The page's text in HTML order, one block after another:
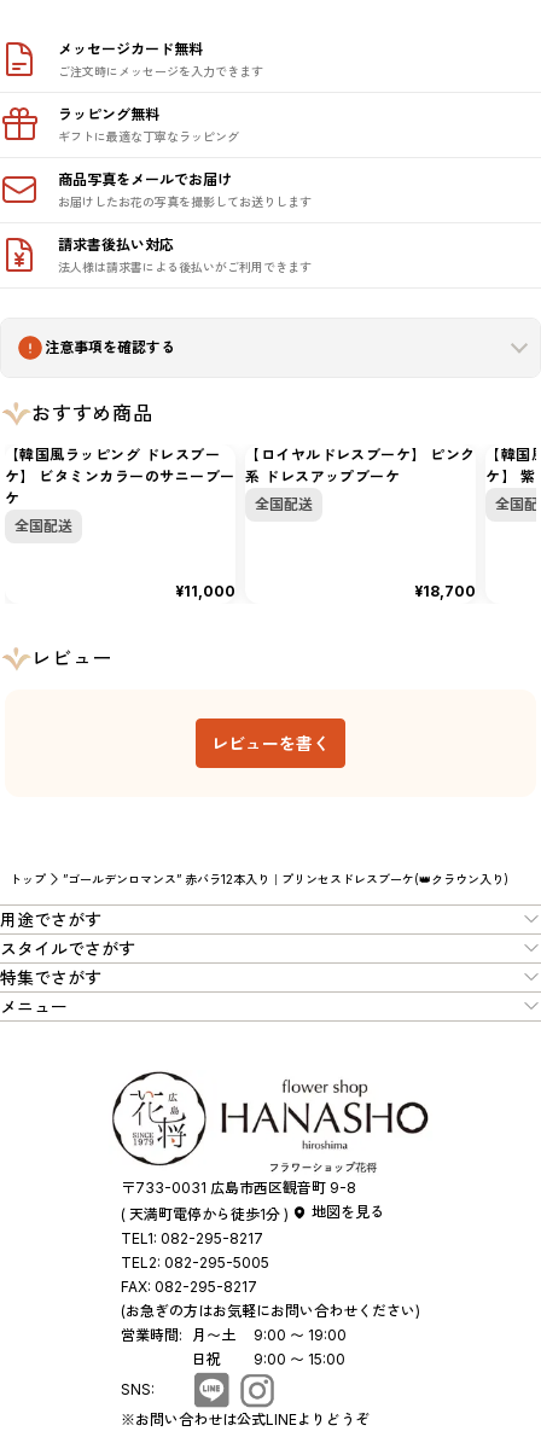
トップ ”ゴールデンロマンス” 赤バラ12本入り｜プリンセスドレスブーケ(👑クラウン入り)
メッセージカード無料
ご注文時にメッセージを入力できます
ラッピング無料
ギフトに最適な丁寧なラッピング
商品写真をメールでお届け
お届けしたお花の写真を撮影してお送りします
請求書後払い対応
法人様は請求書による後払いがご利用できます
注意事項を確認する
おすすめ商品
【韓国風ラッピング ドレスブー
ケ】 ビタミンカラーのサニーブー
ケ
全国配送
¥11,000
【ロイヤルドレスブーケ】 ピンク
系 ドレスアップブーケ
全国配送
¥18,700
【韓
ケ】 紫
全国
レビュー
レビューを書く
用途でさがす
スタイルでさがす
特集でさがす
メニュー
〒733-0031 広島市西区観音町 9-8
( 天満町電停から徒歩1分 )
地図を見る
TEL1: 082-295-8217
TEL2: 082-295-5005
FAX: 082-295-8217
(お急ぎの方はお気軽にお問い合わせください)
営業時間:
月〜土
9:00 〜 19:00
日祝
9:00 〜 15:00
SNS:
※お問い合わせは公式LINEよりどうぞ